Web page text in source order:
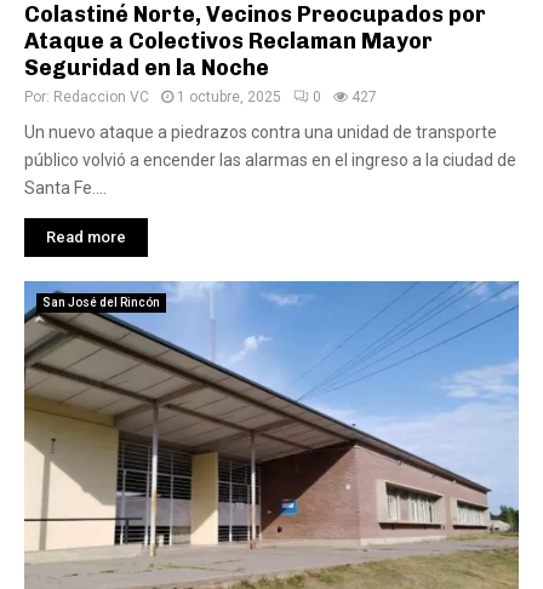
Colastiné Norte, Vecinos Preocupados por
Ataque a Colectivos Reclaman Mayor
Seguridad en la Noche
Por: Redaccion VC 1 octubre, 2025 0 427
Un nuevo ataque a piedrazos contra una unidad de transporte
público volvió a encender las alarmas en el ingreso a la ciudad de
Santa Fe....
Read more
San José del Rincón